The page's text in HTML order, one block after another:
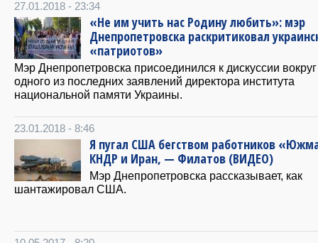
27.01.2018 - 23:34
«Не им учить нас Родину любить»: мэр
Днепропетровска раскритиковал
«патриотов»
Мэр Днепропетровска присоединился к дискуссии вокруг
одного из последних заявлений директора института
национальной памяти Украины.
23.01.2018 - 8:46
Я пугал США бегством работников
КНДР и Иран, — Филатов (ВИДЕО)
Мэр Днепропетровска рассказывает, как
шантажировал США.